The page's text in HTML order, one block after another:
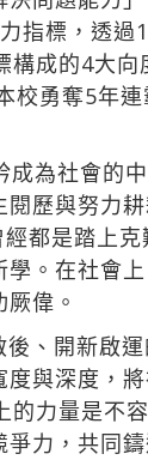
指標，透
成的4大
勇奪5年
為社會的
歷與努力
都是踏上
。在社會
偉。
、開新啟
與深度，
力量是不
力，共同